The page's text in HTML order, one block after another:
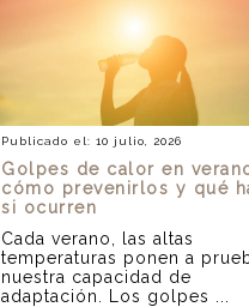
Publicado el: 10 julio, 2026
Golpes de calor en
cómo prevenirlos y qué
si ocurren
Cada verano, las altas
temperaturas ponen a
nuestra capacidad de
adaptación. Los golpes ...